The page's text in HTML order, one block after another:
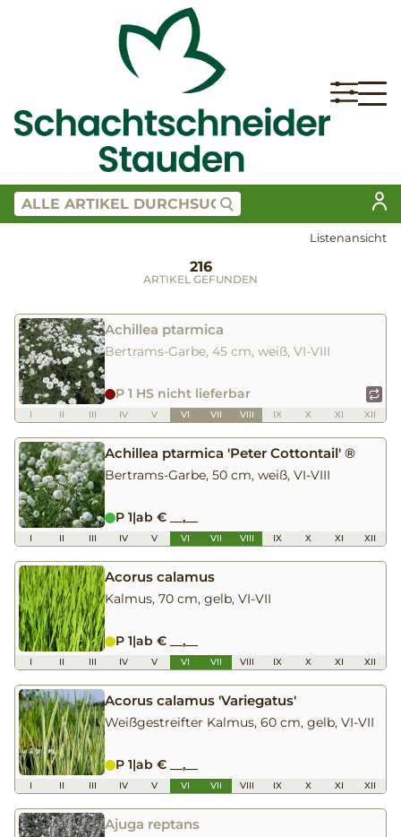
Listenansicht
216
ARTIKEL GEFUNDEN
Achillea ptarmica
Bertrams-Garbe, 45 cm, weiß, VI-VIII
P 1 HS nicht lieferbar
I II III IV V VI VII VIII IX X XI XII
Achillea ptarmica 'Peter Cottontail' ®
Bertrams-Garbe, 50 cm, weiß, VI-VIII
P 1|ab € __,__
I II III IV V VI VII VIII IX X XI XII
Acorus calamus
Kalmus, 70 cm, gelb, VI-VII
P 1|ab € __,__
I II III IV V VI VII VIII IX X XI XII
Acorus calamus 'Variegatus'
Weißgestreifter Kalmus, 60 cm, gelb, VI-VII
P 1|ab € __,__
I II III IV V VI VII VIII IX X XI XII
Ajuga reptans